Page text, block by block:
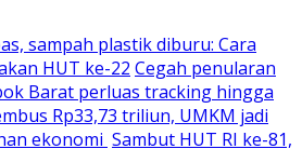
sampah plastik diburu: Cara
HUT ke-22 Cegah penularan
Barat perluas tracking hingga
Rp33,73 triliun, UMKM jadi
ekonomi Sambut HUT RI ke-81,